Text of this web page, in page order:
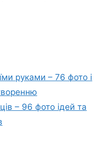
руками – 76 фото і
– 96 фото ідей та